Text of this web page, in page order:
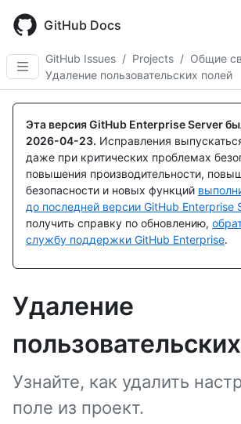
main
content
GitHub Docs
GitHub Issues / Projects / Общие
Удаление пользовательских полей
Эта версия GitHub Enterprise Server
2026-04-23. Исправления
даже при критических проблемах
повышения производительности,
безопасности и новых функций
до последней версии GitHub Enterprise
получить справку по обновлению,
службу поддержки GitHub Enterprise.
Удаление
Узнайте, как удалить
поле из проект.